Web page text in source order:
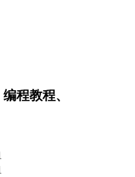
程教程、